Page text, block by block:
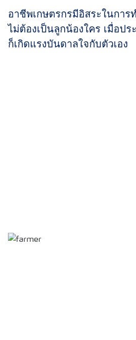
อาชีพเกษตรกรมีอิสระในกา
ไม่ต้องเป็นลูกน้องใคร เมื่อป
ก็เกิดแรงบันดาลใจกับตัวเอง